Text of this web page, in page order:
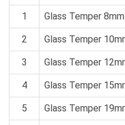
1 Glass Temper 8mm
2 Glass Temper
3 Glass Temper
4 Glass Temper
5 Glass Temper